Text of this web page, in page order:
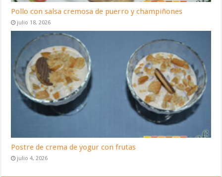
Pollo con salsa cremosa de puerro y champiñones
julio 18, 2026
Postre de crema de yogur con frutas
julio 4, 2026